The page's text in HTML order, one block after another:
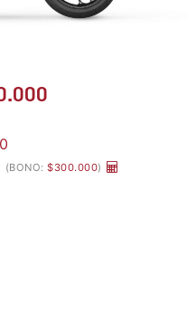
(BONO: $300.000)